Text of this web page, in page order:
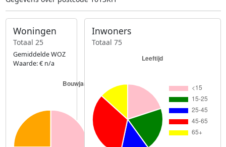
Woningen
Totaal 25
Gemiddelde WOZ
Waarde: € n/a
Inwoners
Totaal 75